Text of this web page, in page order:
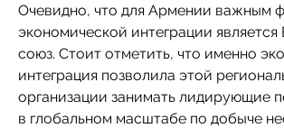
Очевидно, что для Армении важным
экономической интеграции является
союз. Стоит отметить, что именно
интеграция позволила этой
организации занимать лидирующие
в глобальном масштабе по добыче